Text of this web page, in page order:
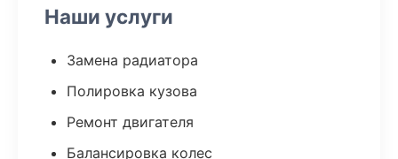
Наши услуги
Замена радиатора
Полировка кузова
Ремонт двигателя
Балансировка колес